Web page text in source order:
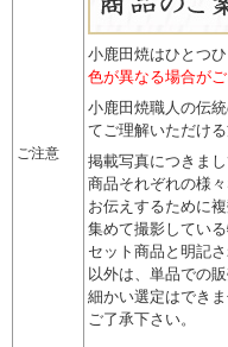
ご注意
小鹿田焼はひとつ
色が異なる場合がご
小鹿田焼職人の伝
てご理解いただけ
掲載写真につきまし
商品それぞれの様
お伝えするために
集めて撮影している
セット商品と明記
以外は、単品での販
細かい選定はでき
ご了承下さい。